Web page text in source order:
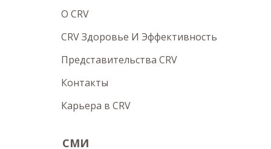
O CRV
CRV Здоровье И Эффективность
Представительства CRV
Контакты
Карьера в CRV
СМИ